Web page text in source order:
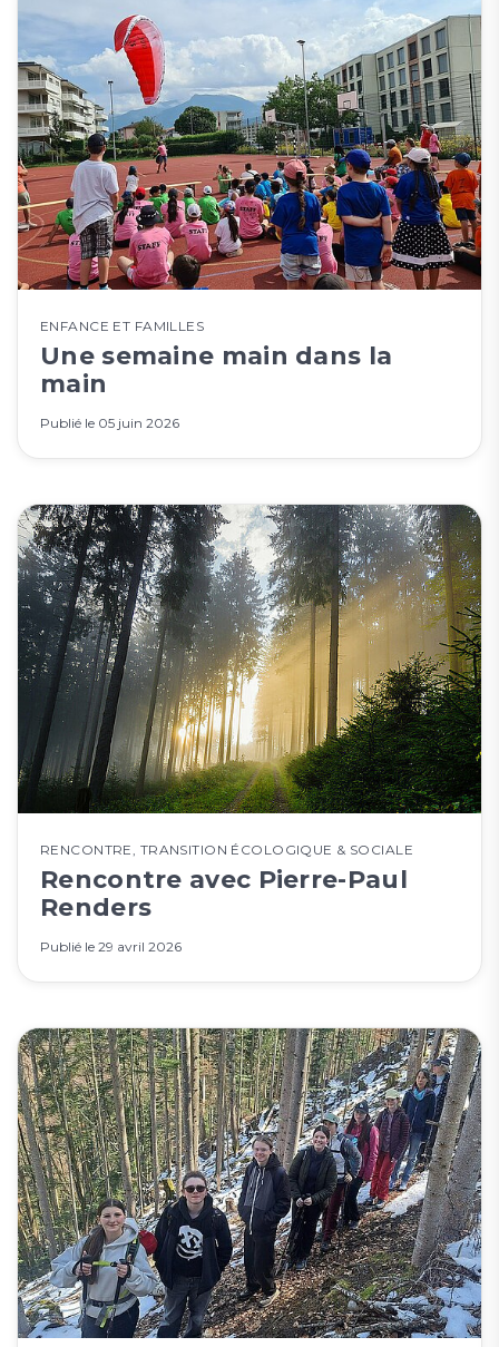
ENFANCE ET FAMILLES
Une semaine main dans la
main
Publié le 05 juin 2026
RENCONTRE, TRANSITION ÉCOLOGIQUE & SOCIALE
Rencontre avec Pierre-Paul
Renders
Publié le 29 avril 2026